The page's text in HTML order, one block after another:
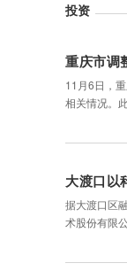
投资
重庆市调
11月6日，
相关情况。
大渡口以
据大渡口区
术股份有限